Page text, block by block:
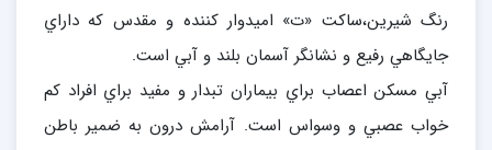
رنگ شيرين،‌ساكت «ت» اميدوار كننده و مقدس كه داراي
جايگاهي رفيع و نشانگر آسمان بلند و آبي است.
آبي مسكن اعصاب براي بيماران تبدار و مفيد براي افراد كم
خواب عصبي و وسواس است. آرامش درون به ضمير باطن